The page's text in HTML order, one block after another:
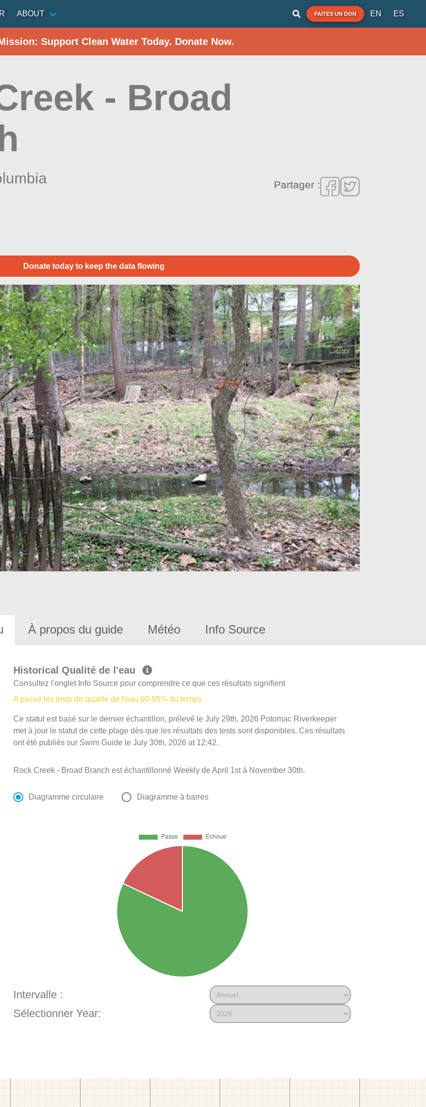
ABOUT FAITES UN DON EN ES
Support Clean Water Today. Donate Now.
- Broad
Partager :
Donate today to keep the data flowing
À propos du guide Météo Info Source
Historical Qualité de l'eau
Consultez l'onglet Info Source pour comprendre ce que ces résultats signifient
A passé les tests de qualité de l'eau 60-95% du temps
Ce statut est basé sur le dernier échantillon, prélevé le July 29th, 2026 Potomac Riverkeeper
met à jour le statut de cette plage dès que les résultats des tests sont disponibles. Ces résultats
ont été publiés sur Swim Guide le July 30th, 2026 at 12:42.
Rock Creek - Broad Branch est échantillonné Weekly de April 1st à November 30th.
Diagramme circulaire Diagramme à barres
Intervalle :
Sélectionner Year: